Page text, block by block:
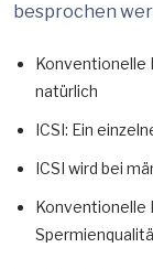
besprochen
Konventionelle
natürlich
ICSI: Ein
ICSI wird bei
Konventionelle